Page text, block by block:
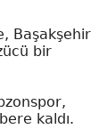
Başakşehir
bir
kaldı.